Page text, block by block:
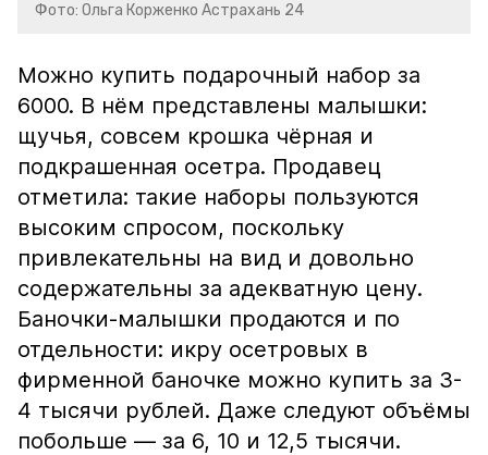
Фото: Ольга Корженко Астрахань 24
Можно купить подарочный набор за
6000. В нём представлены малышки:
щучья, совсем крошка чёрная и
подкрашенная осетра. Продавец
отметила: такие наборы пользуются
высоким спросом, поскольку
привлекательны на вид и довольно
содержательны за адекватную цену.
Баночки-малышки продаются и по
отдельности: икру осетровых в
фирменной баночке можно купить за 3-
4 тысячи рублей. Даже следуют объёмы
побольше — за 6, 10 и 12,5 тысячи.